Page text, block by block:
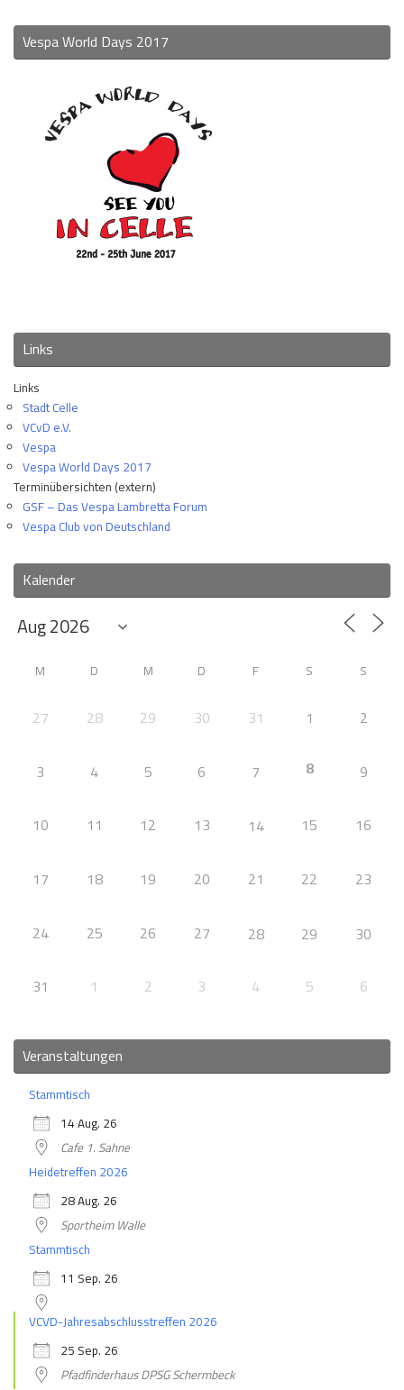
Vespa World Days 2017
Links
Links
Stadt Celle
VCvD e.V.
Vespa
Vespa World Days 2017
Terminübersichten (extern)
GSF – Das Vespa Lambretta Forum
Vespa Club von Deutschland
Kalender
M D M D F S S
27 28 29 30 31 1 2
3 4 5 6 7 8 9
10 11 12 13 14 15 16
17 18 19 20 21 22 23
24 25 26 27 28 29 30
31 1 2 3 4 5 6
Veranstaltungen
Stammtisch
14 Aug. 26
Cafe 1. Sahne
Heidetreffen 2026
28 Aug. 26
Sportheim Walle
Stammtisch
11 Sep. 26
VCVD-Jahresabschlusstreffen 2026
25 Sep. 26
Pfadfinderhaus DPSG Schermbeck